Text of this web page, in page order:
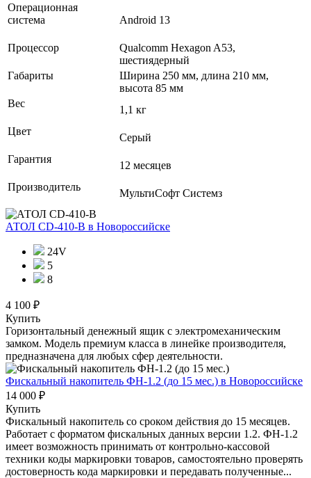
Операционная
система
Android 13
Процессор
Qualcomm Hexagon A53,
шестиядерный
Габариты
Ширина 250 мм, длина 210 мм,
высота 85 мм
Вес
1,1 кг
Цвет
Серый
Гарантия
12 месяцев
Производитель
МультиСофт Системз
АТОЛ CD-410-В в Новороссийске
24V
5
8
4 100 ₽
Купить
Горизонтальный денежный ящик с электромеханическим
замком. Модель премиум класса в линейке производителя,
предназначена для любых сфер деятельности.
Фискальный накопитель ФН-1.2 (до 15 мес.) в Новороссийске
14 000 ₽
Купить
Фискальный накопитель cо сроком действия до 15 месяцев.
Работает с форматом фискальных данных версии 1.2. ФН-1.2
имеет возможность принимать от контрольно-кассовой
техники коды маркировки товаров, самостоятельно проверять
достоверность кода маркировки и передавать полученные...